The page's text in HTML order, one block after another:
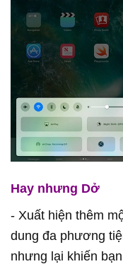
Hay nhưng Dở
- Xuất hiện thêm
dung đa phương
nhưng lại khiến